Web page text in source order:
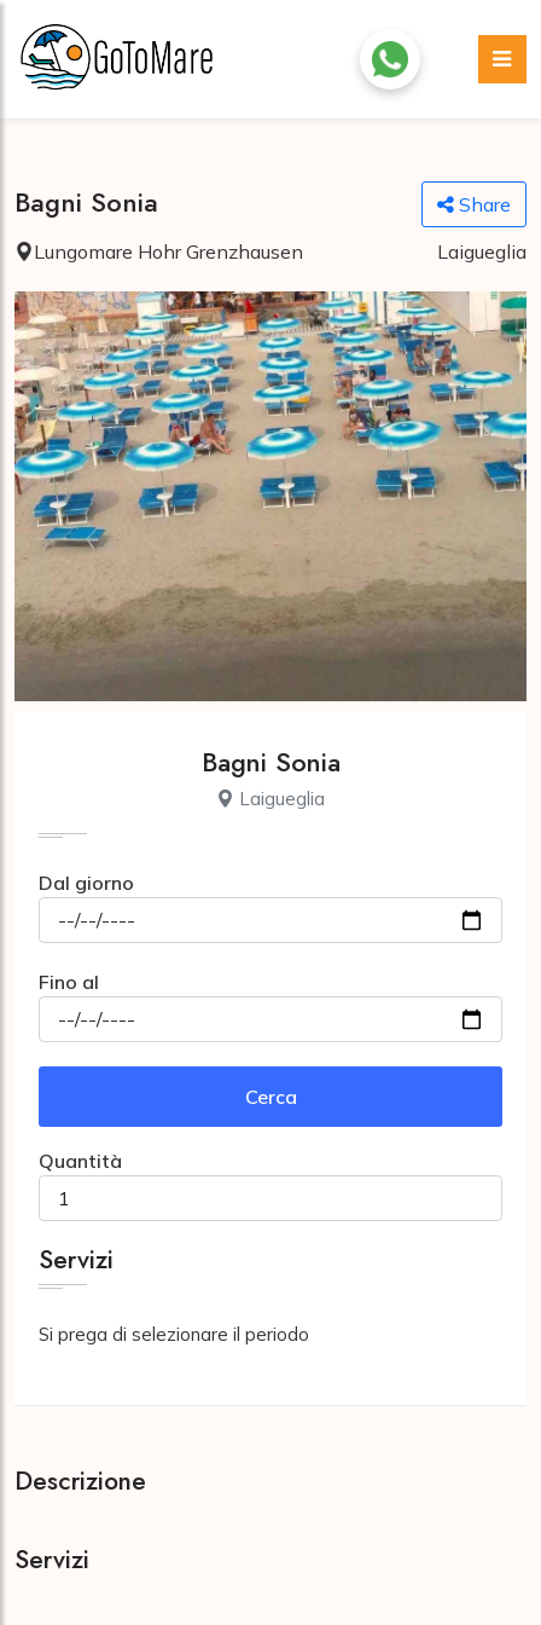
Bagni Sonia
Share
Lungomare Hohr Grenzhausen
Laigueglia
Bagni Sonia
Laigueglia
Dal giorno
Fino al
Cerca
Quantità
Servizi
Si prega di selezionare il periodo
Descrizione
Servizi